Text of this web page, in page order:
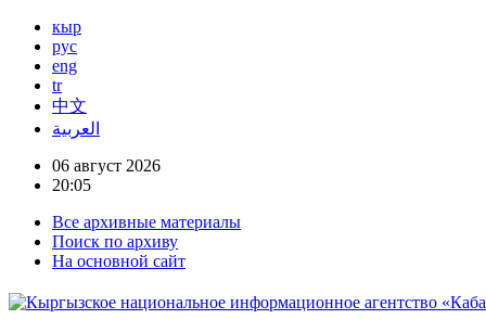
кыр
рус
eng
tr
中文
العربية
06 август 2026
20:05
Все архивные материалы
Поиск по архиву
На основной сайт